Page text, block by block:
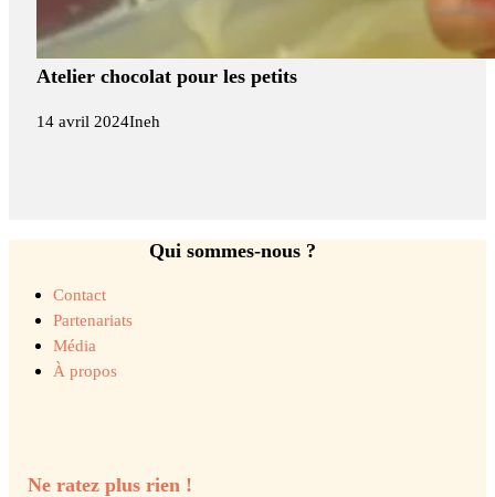
Atelier chocolat pour les petits
14 avril 2024Ineh
Qui sommes-nous ?
Contact
Partenariats
Média
À propos
Ne ratez plus rien !